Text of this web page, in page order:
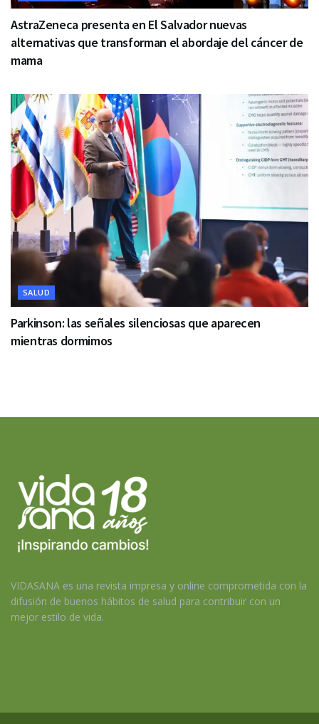
AstraZeneca presenta en El Salvador nuevas
alternativas que transforman el abordaje del cáncer de
mama
SALUD
Parkinson: las señales silenciosas que aparecen
mientras dormimos
VIDASANA es una revista impresa y online comprometida con la
difusión de buenos hábitos de salud para contribuir con un
mejor estilo de vida.